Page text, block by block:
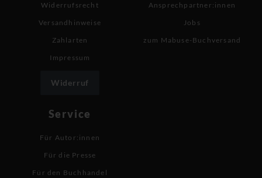
Widerrufsrecht
Versandhinweise
Zahlarten
Impressum
Widerruf
Ansprechpartner:innen
Jobs
zum Mabuse-Buchversand
Service
Für Autor:innen
Für die Presse
Für den Buchhandel